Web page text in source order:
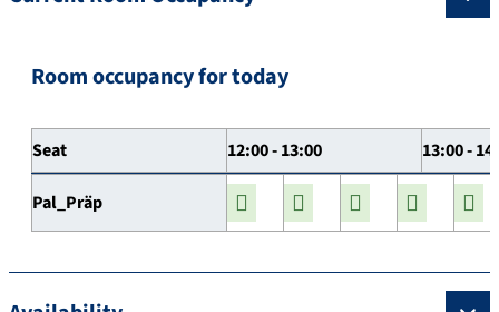
Room occupancy for today
Seat 12:00 - 13:00 13:00 -
Pal_Präp